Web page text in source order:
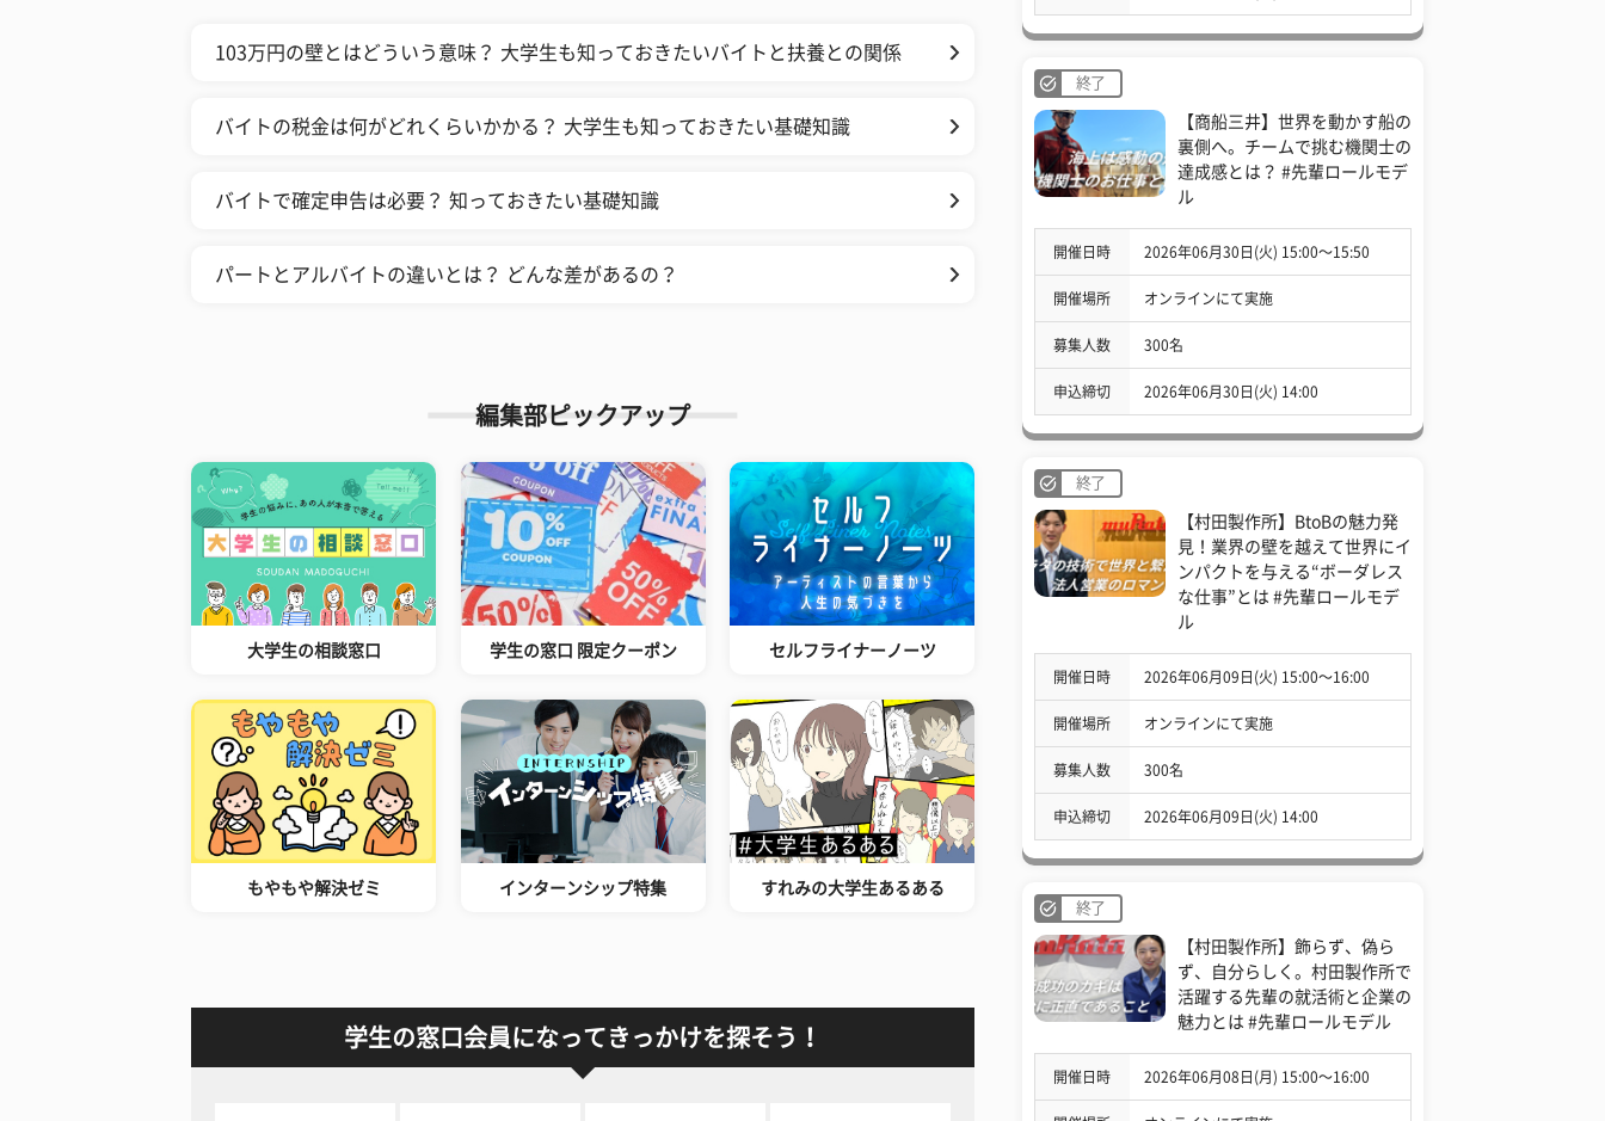
103万円の壁とはどういう意味？ 大学生も知っておきたいバイトと扶養との関係
バイトの税金は何がどれくらいかかる？ 大学生も知っておきたい基礎知識
バイトで確定申告は必要？ 知っておきたい基礎知識
パートとアルバイトの違いとは？ どんな差があるの？
編集部ピックアップ
大学生の相談窓口 学生の窓口 限定クーポン セルフライナーノーツ
もやもや解決ゼミ インターンシップ特集 すれみの大学生あるある
学生の窓口会員になってきっかけを探そう！
終了
【商船三井】世界を動かす船の
裏側へ。チームで挑む機関士の
達成感とは？ #先輩ロールモデ
ル
開催日時 2026年06月30日(火) 15:00〜15:50
開催場所 オンラインにて実施
募集人数 300名
申込締切 2026年06月30日(火) 14:00
終了
【村田製作所】BtoBの魅力発
見！業界の壁を越えて世界にイ
ンパクトを与える“ボーダレス
な仕事”とは #先輩ロールモデ
ル
開催日時 2026年06月09日(火) 15:00〜16:00
開催場所 オンラインにて実施
募集人数 300名
申込締切 2026年06月09日(火) 14:00
終了
【村田製作所】飾らず、偽ら
ず、自分らしく。村田製作所で
活躍する先輩の就活術と企業の
魅力とは #先輩ロールモデル
開催日時 2026年06月08日(月) 15:00〜16:00